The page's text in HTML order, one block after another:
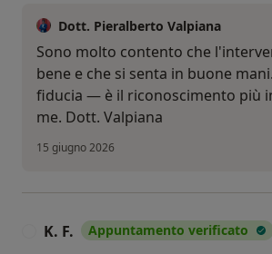
Dott. Pieralberto Valpiana
Sono molto contento che
bene e che si senta in buone
fiducia — è il riconoscimento più
me. Dott. Valpiana
15 giugno 2026
K. F. Appuntamento verificato